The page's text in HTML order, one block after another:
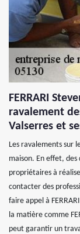
FERRARI
ravalement
Valserres et
Les ravalements sur
maison. En effet,
propriétaires à
contacter des
faire appel à
la matière comme
peut garantir un